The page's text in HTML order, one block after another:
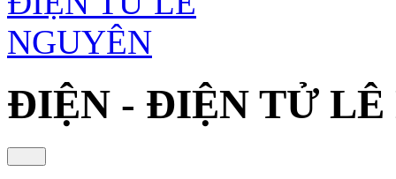
ĐIỆN - ĐIỆN TỬ LÊ